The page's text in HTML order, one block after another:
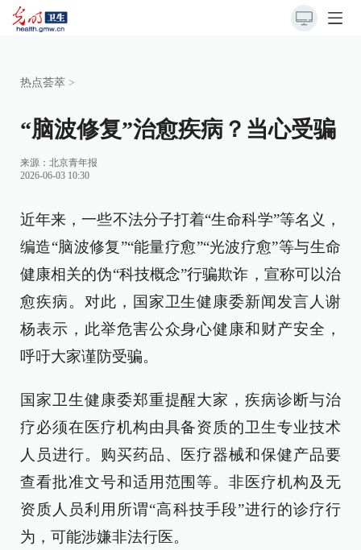
热点荟萃 >
“脑波修复”治愈疾病？当心受骗
来源： 北京青年报
2026-06-03 10:30
近年来，一些不法分子打着“生命科学”等名义，
编造“脑波修复”“能量疗愈”“光波疗愈”等与生命
健康相关的伪“科技概念”行骗欺诈，宣称可以治
愈疾病。对此，国家卫生健康委新闻发言人谢
杨表示，此举危害公众身心健康和财产安全，
呼吁大家谨防受骗。
国家卫生健康委郑重提醒大家，疾病诊断与治
疗必须在医疗机构由具备资质的卫生专业技术
人员进行。购买药品、医疗器械和保健产品要
查看批准文号和适用范围等。非医疗机构及无
资质人员利用所谓“高科技手段”进行的诊疗行
为，可能涉嫌非法行医。